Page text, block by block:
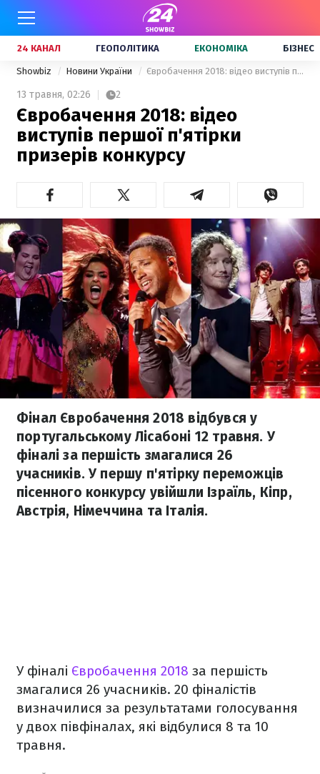
24 КАНАЛ ГЕОПОЛІТИКА ЕКОНОМІКА БІЗНЕС
Showbiz Новини України Євробачення 2018: відео виступів першої п'ятірки призерів конкурсу
13 травня, 02:26 2
Євробачення 2018: відео
виступів першої п'ятірки
призерів конкурсу
Фінал Євробачення 2018 відбувся у
португальському Лісабоні 12 травня. У
фіналі за першість змагалися 26
учасників. У першу п'ятірку переможців
пісенного конкурсу увійшли Ізраїль, Кіпр,
Австрія, Німеччина та Італія.
У фіналі Євробачення 2018 за першість
змагалися 26 учасників. 20 фіналістів
визначилися за результатами голосування
у двох півфіналах, які відбулися 8 та 10
травня.